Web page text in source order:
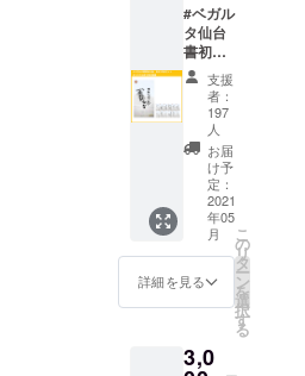
を挟んで光
輝く織姫(ベ
ガ)と彦星(ア
ルタイル)が
年に一度、
七夕の日に
だけ出会う
ことができ
るという伝
説から生ま
れました。
つの星の合
#ベガル
タ仙台
書初め
大会
全13作
品 オリ
ジナル
待ち受
け画像
セット
※プロ
ジェク
ト終了
後にダ
ウン
のメー
支援
者：
197
人
お届
け予
定：
2021
年05
月
詳細を見る
こ
の
リ
タ
ー
ン
を
選
択
す
る
3,0